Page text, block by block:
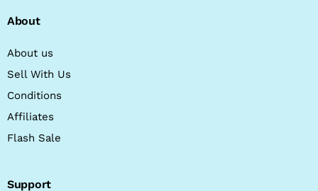
About
About us
Sell With Us
Conditions
Affiliates
Flash Sale
Support